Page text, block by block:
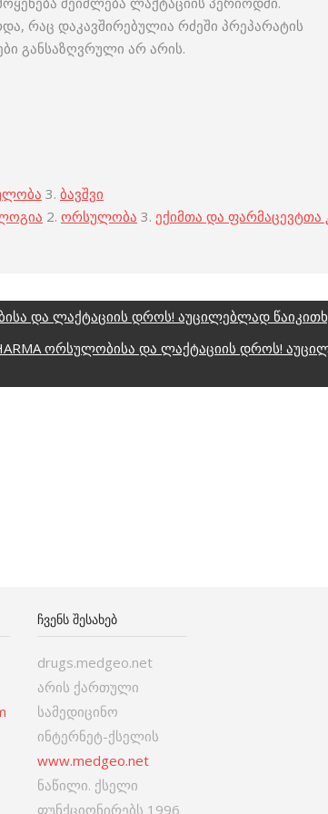
რაც დაკავშირებულია რძეში პრეპარატის
განსაზღვრული არ არის.
3. ბავშვი
2. ორსულობა 3. ექიმთა და ფარმაცევტთა
და ლაქტაციის დროს! აუცილებლად
ორსულობისა და ლაქტაციის დროს!
ᲩᲕᲔᲜᲡ ᲨᲔᲡᲐᲮᲔᲑ
drugs.medgeo.net
არის ქართული
სამედიცინო
ინტერნეტ-ქსელის
www.medgeo.net
ნაწილი. ქსელი
ფუნქციონირებს 1996